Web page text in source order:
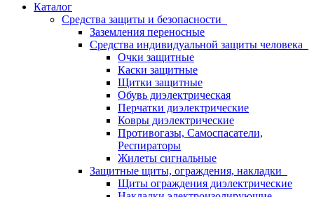
Каталог
Средства защиты и безопасности
Заземления переносные
Средства индивидуальной защиты человека
Очки защитные
Каски защитные
Щитки защитные
Обувь диэлектрическая
Перчатки диэлектрические
Ковры диэлектрические
Противогазы, Самоспасатели,
Респираторы
Жилеты сигнальные
Защитные щиты, ограждения, накладки
Щиты ограждения диэлектрические